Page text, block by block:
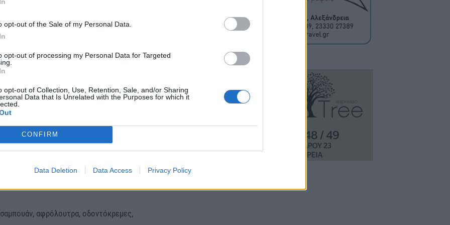
opt-out of the Sale of my Personal Data.
opt-out of processing my Personal Data for Targeted
opt-out of Collection, Use, Retention, Sale, and/or Sharing
Data that Is Unrelated with the Purposes for which it
CONFIRM
Data Deletion Data Access Privacy Policy
των ειδών γίνεται μεμονωμένα, ανά
τήρηση των κανόνων ασφάλειας και υγιεινής.
τα είδη πρώτης ανάγκης, που
σημεία πανελλαδικά που παραλαμβάνονται τα
Νο 4, 5 & 6, μωρομάντηλα, σαμπουάν,
κρουασάν, δημητριακά, φρυγανιές, μέλι,
αφρόλουτρα, οδοντόκρεμες,